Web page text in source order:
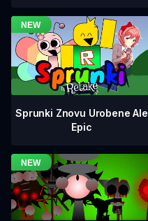
Sprunki Znovu Urobene Ale
Epic